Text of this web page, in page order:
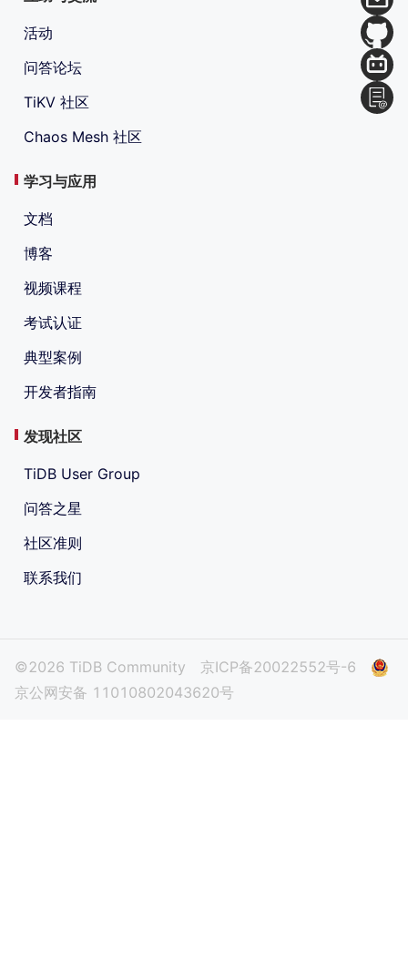
活动
问答论坛
TiKV 社区
Chaos Mesh 社区
学习与应用
文档
博客
视频课程
考试认证
典型案例
开发者指南
发现社区
TiDB User Group
问答之星
社区准则
联系我们
©2026 TiDB Community
京ICP备20022552号-6
京公网安备 11010802043620号